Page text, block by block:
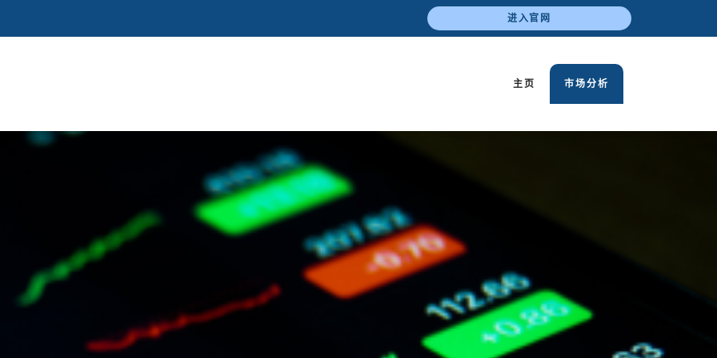
进入官网
主页 市场分析